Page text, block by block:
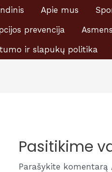
Apie mus
prevencija
ir slapukų politika
Pasitikime
Parašykite komentarą